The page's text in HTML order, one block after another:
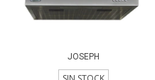
JOSEPH